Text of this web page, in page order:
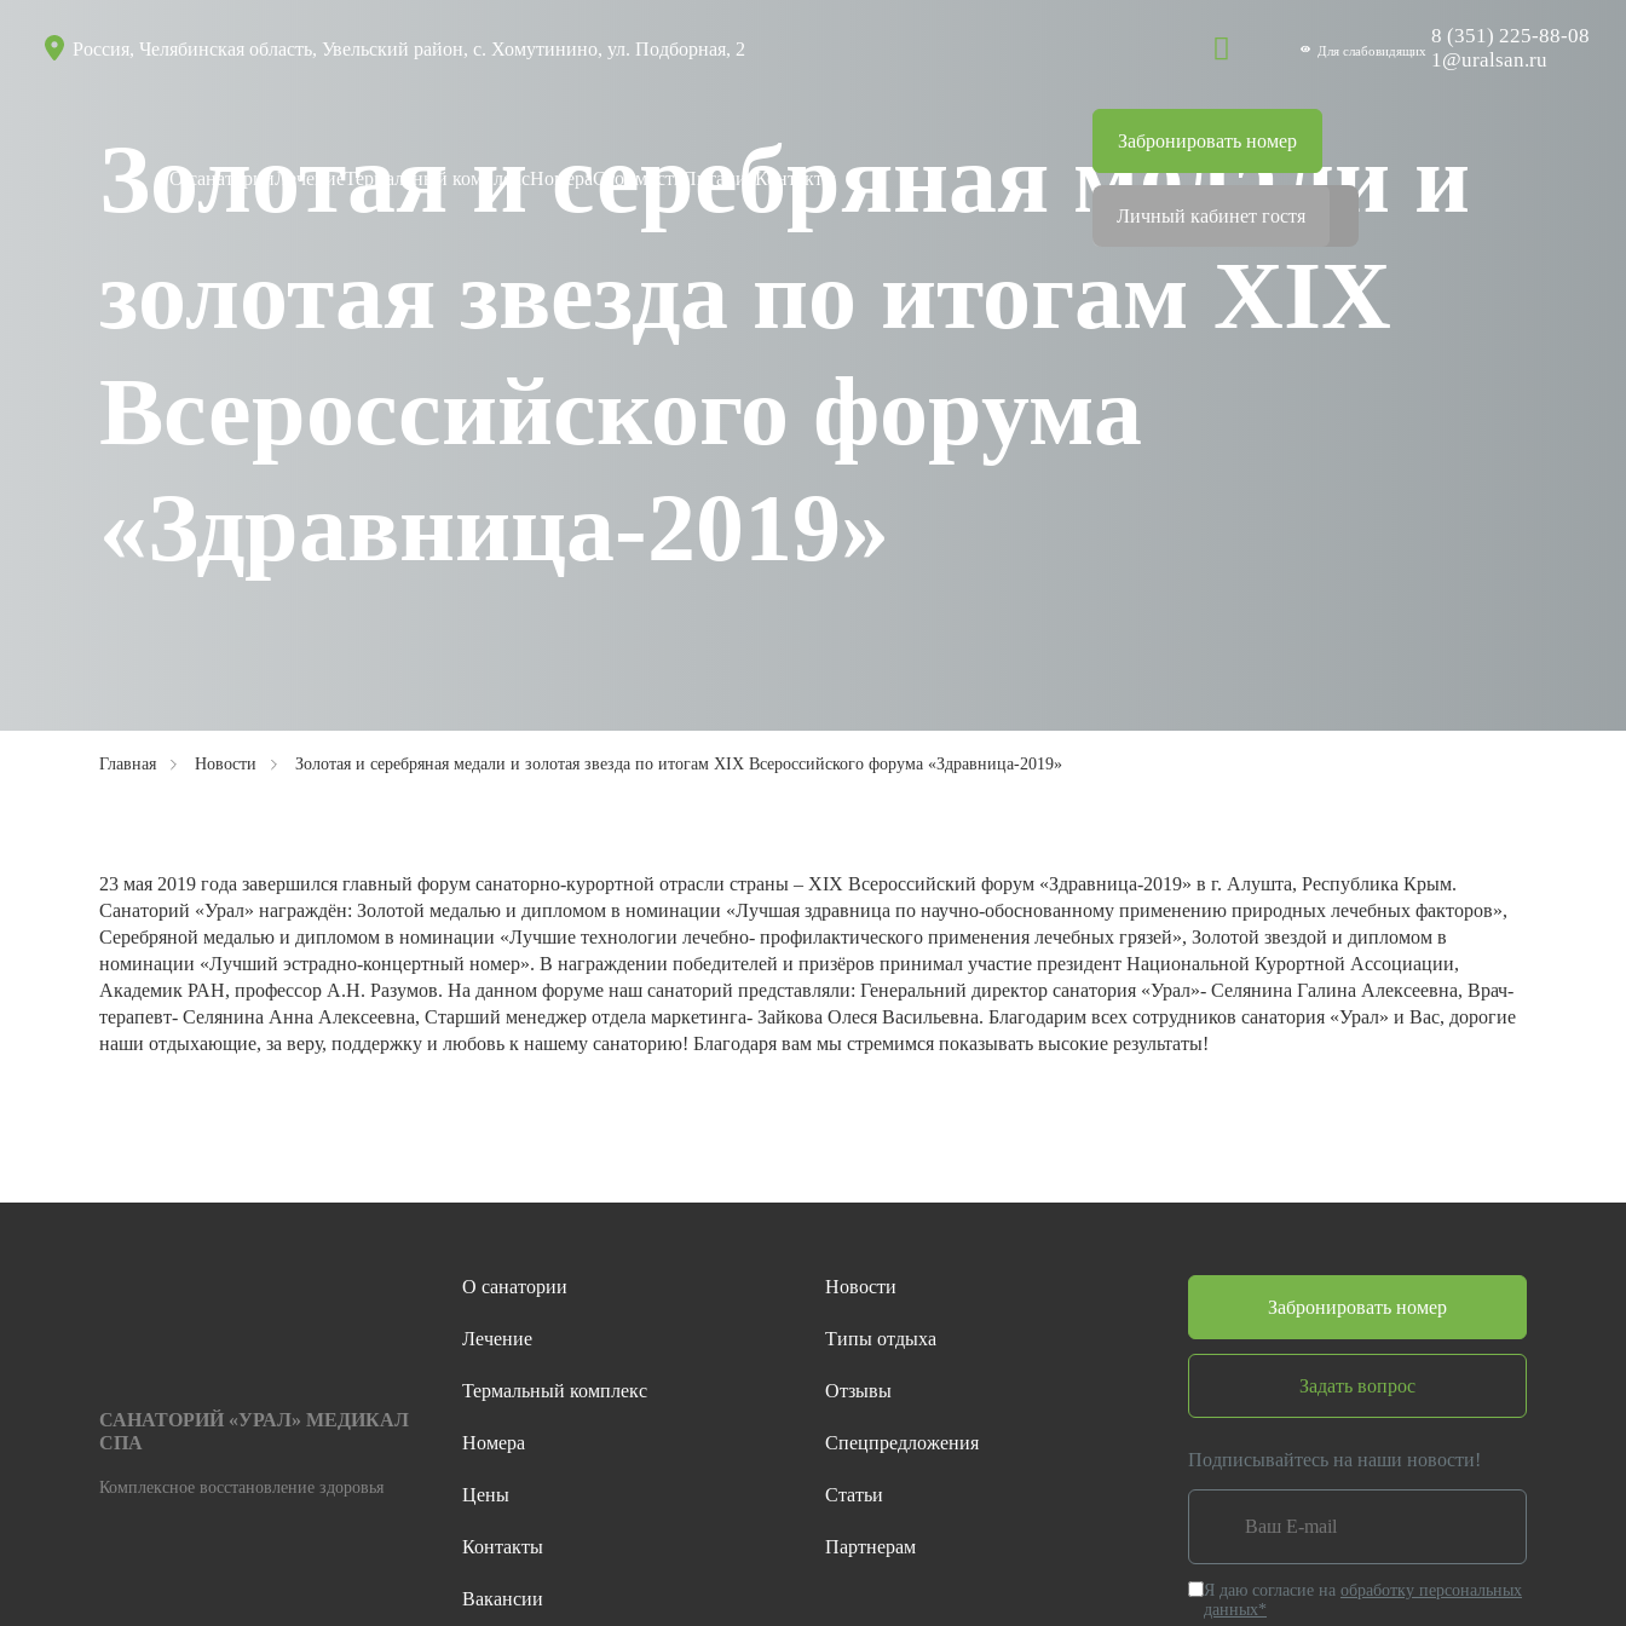
Россия, Челябинская область, Увельский район, с. Хомутинино, ул. Подборная, 2 Для слабовидящих
8 (351) 225-88-08
1@uralsan.ru
О санаторииЛечениеТермальный комплексНомераСтоимость Питание Контакты
Забронировать номер
Личный кабинет гостя
Золотая и серебряная медали и
золотая звезда по итогам XIX
Всероссийского форума
«Здравница-2019»
Главная Новости Золотая и серебряная медали и золотая звезда по итогам XIX Всероссийского форума «Здравница-2019»
23 мая 2019 года завершился главный форум санаторно-курортной отрасли страны – XIX Всероссийский форум «Здравница-2019» в г. Алушта, Республика Крым.
Санаторий «Урал» награждён: Золотой медалью и дипломом в номинации «Лучшая здравница по научно-обоснованному применению природных лечебных факторов»,
Серебряной медалью и дипломом в номинации «Лучшие технологии лечебно- профилактического применения лечебных грязей», Золотой звездой и дипломом в
номинации «Лучший эстрадно-концертный номер». В награждении победителей и призёров принимал участие президент Национальной Курортной Ассоциации,
Академик РАН, профессор А.Н. Разумов. На данном форуме наш санаторий представляли: Генеральний директор санатория «Урал»- Селянина Галина Алексеевна, Врач-
терапевт- Селянина Анна Алексеевна, Старший менеджер отдела маркетинга- Зайкова Олеся Васильевна. Благодарим всех сотрудников санатория «Урал» и Вас, дорогие
наши отдыхающие, за веру, поддержку и любовь к нашему санаторию! Благодаря вам мы стремимся показывать высокие результаты!
САНАТОРИЙ «УРАЛ» МЕДИКАЛ
СПА
Комплексное восстановление здоровья
О санатории
Лечение
Термальный комплекс
Номера
Цены
Контакты
Вакансии
Новости
Типы отдыха
Отзывы
Спецпредложения
Статьи
Партнерам
Забронировать номер
Задать вопрос
Подписывайтесь на наши новости!
Я даю согласие на обработку персональных
данных*